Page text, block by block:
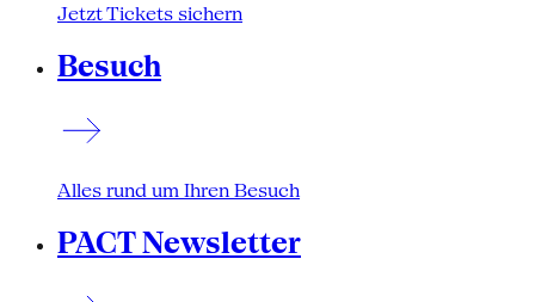
Jetzt Tickets sichern
Besuch
Alles rund um Ihren Besuch
PACT Newsletter